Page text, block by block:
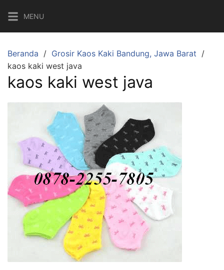
ke
konten
MENU
Beranda
Grosir Kaos Kaki Bandung, Jawa Barat
kaos kaki west java
kaos kaki west java